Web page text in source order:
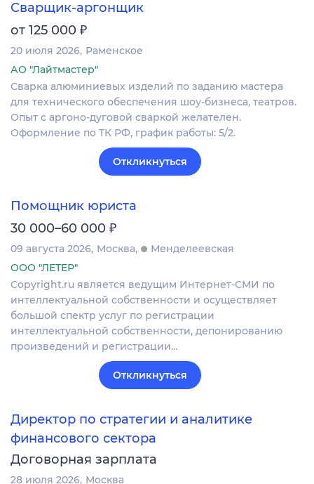
Сварщик-аргонщик
от 125 000 ₽
20 июля 2026 Раменское
АО "Лайтмастер"
Сварка алюминиевых изделий по заданию мастера
для технического обеспечения шоу-бизнеса, театров.
Опыт с аргоно-дуговой сваркой желателен.
Оформление по ТК РФ, график работы: 5/2.
Откликнуться
Помощник юриста
30 000–60 000 ₽
09 августа 2026 Москва
Менделеевская
ООО "ЛЕТЕР"
Copyright.ru является ведущим Интернет-СМИ по
интеллектуальной собственности и осуществляет
большой спектр услуг по регистрации
интеллектуальной собственности, депонированию
произведений и регистрации…
Откликнуться
Директор по стратегии и аналитике
финансового сектора
Договорная зарплата
28 июля 2026 Москва